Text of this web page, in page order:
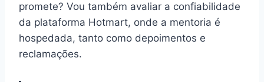
promete? Vou também avaliar a confiabilidade
da plataforma Hotmart, onde a mentoria é
hospedada, tanto como depoimentos e
reclamações.